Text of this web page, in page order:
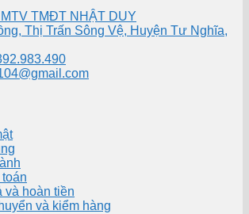
TMĐT NHẬT DUY
Thị Trấn Sông Vệ, Huyện Tư Nghĩa,
và hoàn tiền
và kiểm hàng